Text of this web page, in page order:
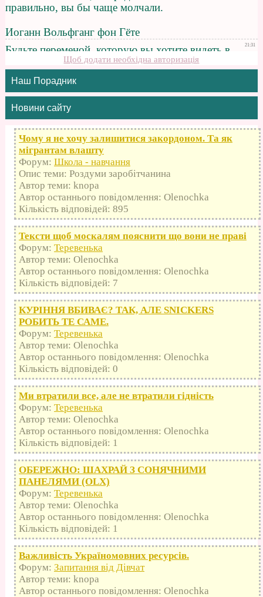
Щоб додати необхідна авторизація
Наш Порадник
Новини сайту
Чому я не хочу залишитися закордоном. Та як
мігрантам влашту
Форум: Школа - навчання
Опис теми: Роздуми заробітчанина
Автор теми: knopa
Автор останнього повідомлення: Olenochka
Кількість відповідей: 895
Тексти щоб москалям пояснити що вони не праві
Форум: Теревенька
Автор теми: Olenochka
Автор останнього повідомлення: Olenochka
Кількість відповідей: 7
КУРІННЯ ВБИВАЄ? ТАК, АЛЕ SNICKERS
РОБИТЬ ТЕ САМЕ.
Форум: Теревенька
Автор теми: Olenochka
Автор останнього повідомлення: Olenochka
Кількість відповідей: 0
Ми втратили все, але не втратили гідність
Форум: Теревенька
Автор теми: Olenochka
Автор останнього повідомлення: Olenochka
Кількість відповідей: 1
ОБЕРЕЖНО: ШАХРАЙ З СОНЯЧНИМИ
ПАНЕЛЯМИ (OLX)
Форум: Теревенька
Автор теми: Olenochka
Автор останнього повідомлення: Olenochka
Кількість відповідей: 1
Важливість Україномовних ресурсів.
Форум: Запитання від Дівчат
Автор теми: knopa
Автор останнього повідомлення: Olenochka